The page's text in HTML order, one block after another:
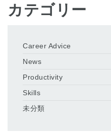
カテゴリー
Career Advice
News
Productivity
Skills
未分類